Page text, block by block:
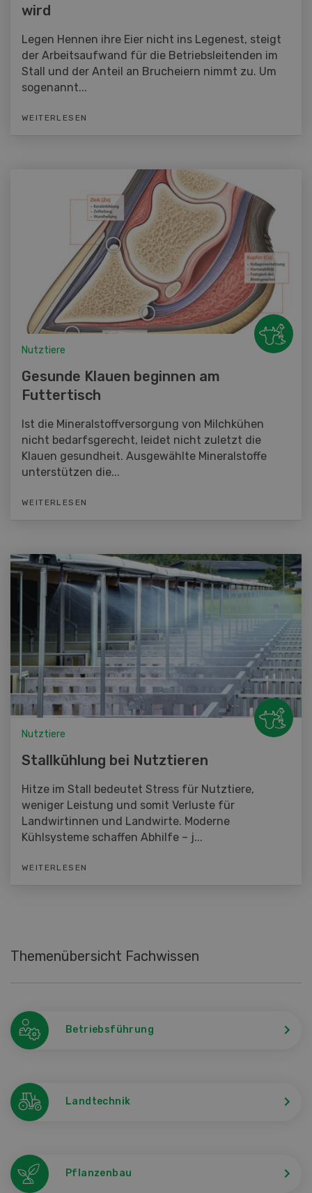
wird
Legen Hennen ihre Eier nicht ins Legenest, steigt
der Arbeitsaufwand für die Betriebsleitenden im
Stall und der Anteil an Brucheiern nimmt zu. Um
sogenannt...
WEITERLESEN
Nutztiere
Gesunde Klauen beginnen am
Futtertisch
Ist die Mineralstoffversorgung von Milchkühen
nicht bedarfsgerecht, leidet nicht zuletzt die
Klauen gesundheit. Ausgewählte Mineralstoffe
unterstützen die...
WEITERLESEN
Nutztiere
Stallkühlung bei Nutztieren
Hitze im Stall bedeutet Stress für Nutztiere,
weniger Leistung und somit Verluste für
Landwirtinnen und Landwirte. Moderne
Kühlsysteme schaffen Abhilfe – j...
WEITERLESEN
Themenübersicht Fachwissen
Betriebsführung
Landtechnik
Pflanzenbau